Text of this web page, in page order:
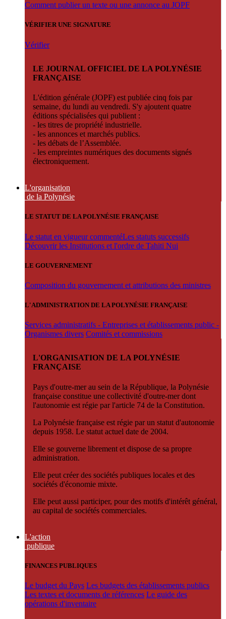
Comment publier un texte ou une annonce au JOPF
VÉRIFIER UNE SIGNATURE
Vérifier
LE JOURNAL OFFICIEL DE LA POLYNÉSIE
FRANÇAISE
L'édition générale (JOPF) est publiée cinq fois par
semaine, du lundi au vendredi. S'y ajoutent quatre
éditions spécialisées qui publient :
- les titres de propriété industrielle.
- les annonces et marchés publics.
- les débats de l’Assemblée.
- les empreintes numériques des documents signés
électroniquement.
L'organisation
de la Polynésie
LE STATUT DE LA POLYNÉSIE FRANÇAISE
Le statut en vigueur commentéLes statuts successifs
Découvrir les Institutions et l'ordre de Tahiti Nui
LE GOUVERNEMENT
Composition du gouvernement et attributions des ministres
L'ADMINISTRATION DE LA POLYNÉSIE FRANÇAISE
Services administratifs - Entreprises et établissements public -
Organismes divers Comités et commissions
L'ORGANISATION DE LA POLYNÉSIE
FRANÇAISE
Pays d'outre-mer au sein de la République, la Polynésie
française constitue une collectivité d'outre-mer dont
l'autonomie est régie par l'article 74 de la Constitution.
La Polynésie française est régie par un statut d'autonomie
depuis 1958. Le statut actuel date de 2004.
Elle se gouverne librement et dispose de sa propre
administration.
Elle peut créer des sociétés publiques locales et des
sociétés d'économie mixte.
Elle peut aussi participer, pour des motifs d'intérêt général,
au capital de sociétés commerciales.
L'action
publique
FINANCES PUBLIQUES
Le budget du Pays Les budgets des établissements publics
Les textes et documents de références Le guide des
opérations d'inventaire